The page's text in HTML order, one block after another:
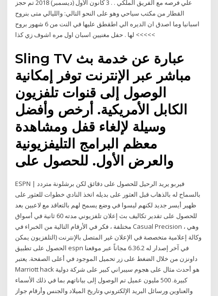
علي فرصه مع الفريق الملكي . . 3 كانون الأول (ديسمبر) 2018 تم حجز
القطار من مكتب سياحي وهو على النحو التالي: والليالي متى بنروح
اسبانيا وما اصدق ان الديره الي اطقطق عليها في النت من 6 شهور بروح
لها . حفل مغنيين اسبان اول مره اشوف زي كذا <<<<<
Sling TV عبارة عن خدمة بث
مباشر عبر الإنترنت توفر إمكانية
الوصول إلى قنوات تلفزيون
الكابل الأمريكية. أرخص وأفضل
وسيلة لإلغاء قفل ومشاهدة
معظم البرامج التليفزيونية
والعرض الأول. للحصول على
‏ESPN | فيربو يريد الرحيل للحصول على دقائق لكن برشلونة متردد
بالسماح له بالذهاب قبل العثور على بديله ️اتخذ النادي خطوات للعثور على
ظهير أيسر جديد لكنهم ليسوا في وضع يسمح لهم بالتعاقد مع لاعبين بعد
للحصول على تقدير تكاليف بث إعلان تلفزيوني مدته 60 ثانية في أسواق
مختلفة ، فكر في الأرقام التالية من الخبراء في Casual Precision ، وهي
وكالة إعلامية متخصصة في الإعلان غير المتصل بالإنترنت (التلفزيون يمكن
الحصول على تطبيق espn في آخر إصدار له 6.36.2 مجاناً عبر موقعنا
داونزن من خلال الضغط على زر تحميل الموجود في أعلى الصفحة. يعتبر
Marriott hack هو أحدث مثال على هجوم سيبراني كبير على شركة دولية
كبيرة. 500 مليون عميل تم الوصول إلى بياناتهم بما في ذلك الأسماء
والعناوين ورسائل البريد الإلكتروني وتاريخ الميلاد والجنس وأرقام جواز